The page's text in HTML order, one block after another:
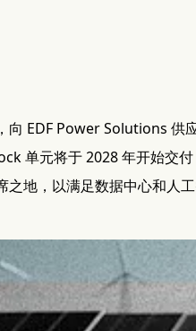
EDF Power Solutions 供
单元将于 2028 年开始交付
地，以满足数据中心和人工